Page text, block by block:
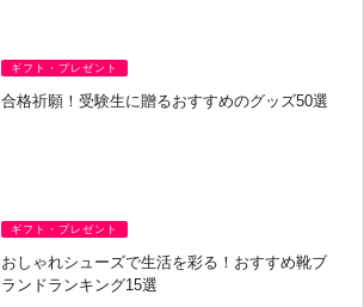
ギフト・プレゼント
合格祈願！受験生に贈るおすすめのグッズ50選
ギフト・プレゼント
おしゃれシューズで生活を彩る！おすすめ靴ブ
ランドランキング15選